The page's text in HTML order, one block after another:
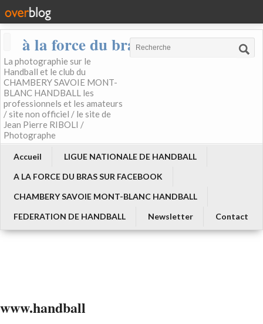
à la force du bras
La photographie sur le
Handball et le club du
CHAMBERY SAVOIE MONT-
BLANC HANDBALL les
professionnels et les amateurs
/ site non officiel / le site de
Jean Pierre RIBOLI /
Photographe
Accueil
LIGUE NATIONALE DE HANDBALL
A LA FORCE DU BRAS SUR FACEBOOK
CHAMBERY SAVOIE MONT-BLANC HANDBALL
FEDERATION DE HANDBALL
Newsletter Contact
www.handball